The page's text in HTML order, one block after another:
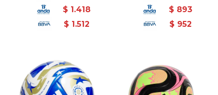
$ 1.418
$ 1.512
$ 893
$ 952